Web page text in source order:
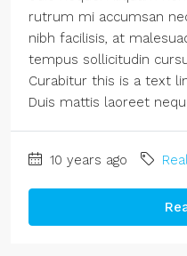
rutrum mi accumsan
nibh facilisis, at
tempus sollicitudin
Curabitur this is a text
Duis mattis laoreet
10 years ago